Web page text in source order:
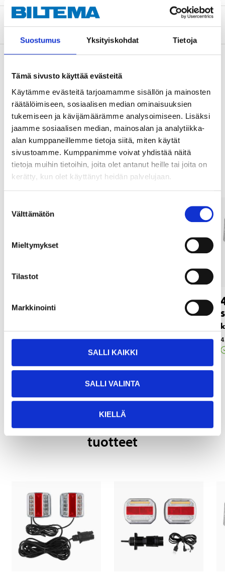
Suostumus Yksityiskohdat Tietoja
Tämä sivusto käyttää evästeitä
Käytämme evästeitä tarjoamamme sisällön ja mainosten
räätälöimiseen, sosiaalisen median ominaisuuksien
tukemiseen ja kävijämäärämme analysoimiseen. Lisäksi
jaamme sosiaalisen median, mainosalan ja analytiikka-
alan kumppaneillemme tietoja siitä, miten käytät
sivustoamme. Kumppanimme voivat yhdistää näitä
tietoja muihin tietoihin, joita olet antanut heille tai joita on
kerätty, kun olet käyttänyt heidän palvelujaan.
valinta
Välttämätön
Mieltymykset
Tilastot
Markkinointi
SALLI KAIKKI
SALLI VALINTA
KIELLÄ
Tietoa valmistajasta
Osta verkosta ja nouda tavaratalosta jo 2 tunnin kuluttua!
LUE LISÄÄ
Muut asiakkaat ostivat myös
0
Polttimo, BA15s, 12V,
34-806
Polttimo, BA15s, 12V,
34-803
Verkkokauppa
Tähän tuotteeseen liittyvät
tuotteet